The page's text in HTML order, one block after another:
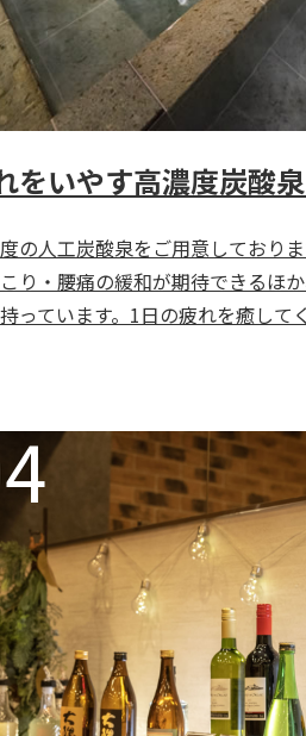
をいやす高濃度炭酸
の人工炭酸泉をご用意しており
り・腰痛の緩和が期待できるほ
っています。1日の疲れを癒して